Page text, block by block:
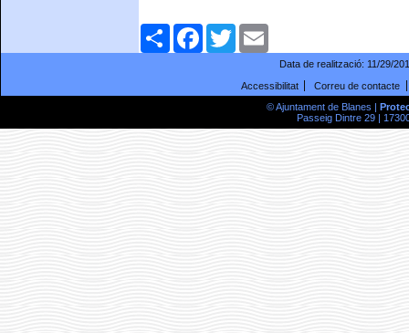
ComparteixFacebookTwitter
Data de realització: 11/29/
Accessibilitat
Correu de contacte
© Ajuntament de Blanes |
Passeig Dintre 29 |